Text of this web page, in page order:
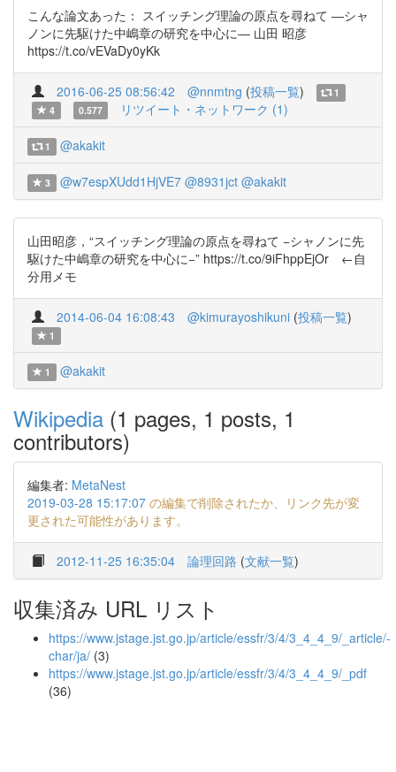
こんな論文あった： スイッチング理論の原点を尋ねて ―シャ
ノンに先駆けた中嶋章の研究を中心に― 山田 昭彦
https://t.co/vEVaDy0yKk
2016-06-25 08:56:42 @nnmtng (投稿一覧)
1
4
0.577 リツイート・ネットワーク (1)
1 @akakit
3 @w7espXUdd1HjVE7 @8931jct @akakit
山田昭彦，“スイッチング理論の原点を尋ねて −シャノンに先
駆けた中嶋章の研究を中心に−” https://t.co/9iFhppEjOr ←自
分用メモ
2014-06-04 16:08:43 @kimurayoshikuni (投稿一覧)
1
1 @akakit
Wikipedia (1 pages, 1 posts, 1
contributors)
編集者: MetaNest
2019-03-28 15:17:07 の編集で削除されたか、リンク先が変
更された可能性があります。
2012-11-25 16:35:04 論理回路 (文献一覧)
収集済み URL リスト
https://www.jstage.jst.go.jp/article/essfr/3/4/3_4_4_9/_article/-
char/ja/ (3)
https://www.jstage.jst.go.jp/article/essfr/3/4/3_4_4_9/_pdf
(36)